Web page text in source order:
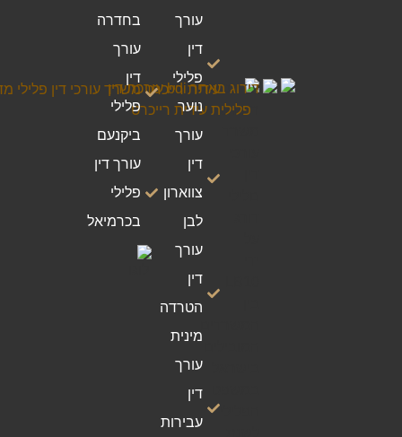
עורך
דין
פלילי
נוער
עורך
דין
צווארון
לבן
עורך
דין
הטרדה
מינית
עורך
דין
עבירות
בחדרה
עורך
דין
פלילי
ביקנעם
עורך דין
פלילי
בכרמיאל